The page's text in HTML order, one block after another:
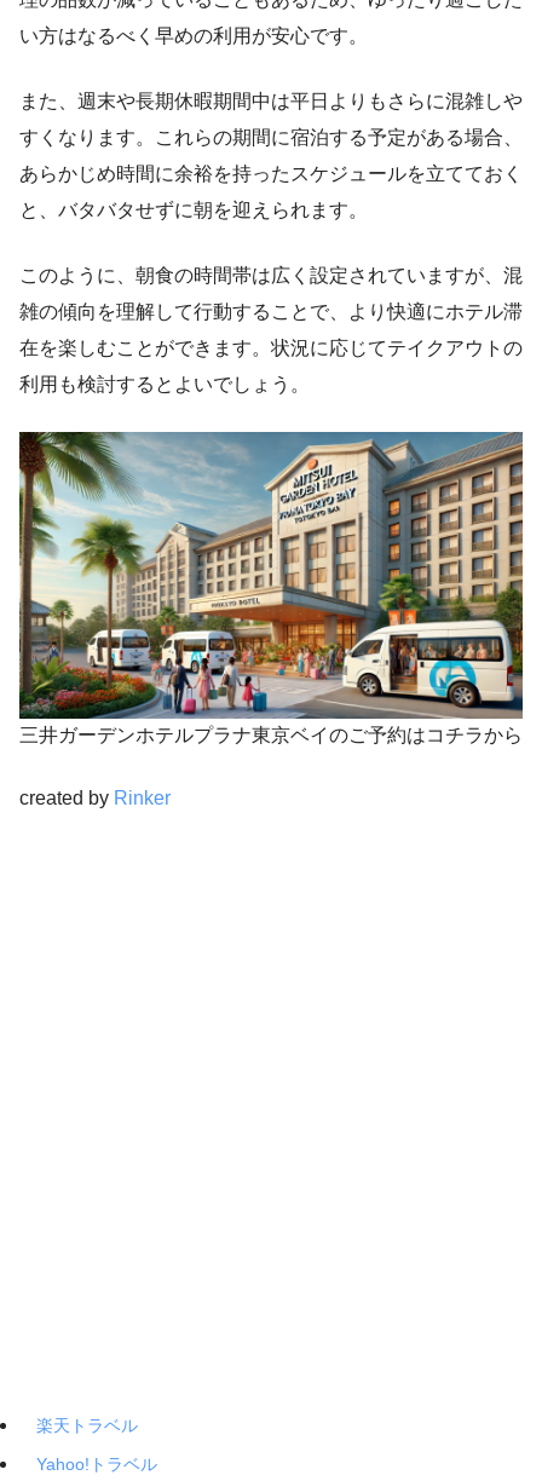
い方はなるべく早めの利用が安心です。
また、週末や長期休暇期間中は平日よりもさらに混雑しや
すくなります。これらの期間に宿泊する予定がある場合、
あらかじめ時間に余裕を持ったスケジュールを立てておく
と、バタバタせずに朝を迎えられます。
このように、朝食の時間帯は広く設定されていますが、混
雑の傾向を理解して行動することで、より快適にホテル滞
在を楽しむことができます。状況に応じてテイクアウトの
利用も検討するとよいでしょう。
三井ガーデンホテルプラナ東京ベイのご予約はコチラから
created by Rinker
楽天トラベル
Yahoo!トラベル